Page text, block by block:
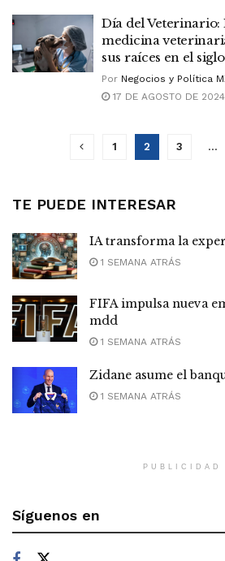
Día del Veterinario:
medicina
sus raíces en el
Por Negocios y Política
17 DE AGOSTO DE 2024
1 2 3 …
TE PUEDE INTERESAR
IA transforma la
1 SEMANA ATRÁS
FIFA impulsa nueva
mdd
1 SEMANA ATRÁS
Zidane asume el
1 SEMANA ATRÁS
PUBLICIDAD
Síguenos en